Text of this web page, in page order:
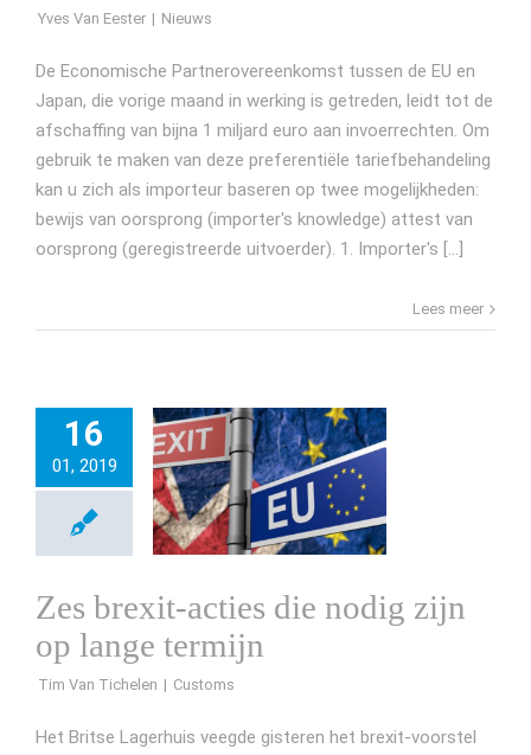
Yves Van Eester
De Economische Partnerovereenkomst tussen de EU en
Japan, die vorige maand in werking is getreden, leidt tot de
afschaffing van bijna 1 miljard euro aan invoerrechten. Om
gebruik te maken van deze preferentiële tariefbehandeling
kan u zich als importeur baseren op twee mogelijkheden:
bewijs van oorsprong (importer's knowledge) attest van
oorsprong (geregistreerde uitvoerder). 1. Importer's [...]
Lees meer
16
01, 2019
Zes brexit-acties die nodig zijn
op lange termijn
Tim Van Tichelen
Het Britse Lagerhuis veegde gisteren het brexit-voorstel